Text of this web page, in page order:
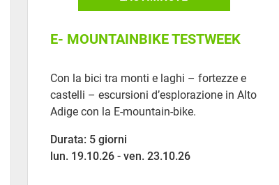
E- MOUNTAINBIKE TESTWEEK
Con la bici tra monti e laghi – fortezze e
castelli – escursioni d’esplorazione in Alto
Adige con la E-mountain-bike.
Durata: 5 giorni
lun. 19.10.26 - ven. 23.10.26